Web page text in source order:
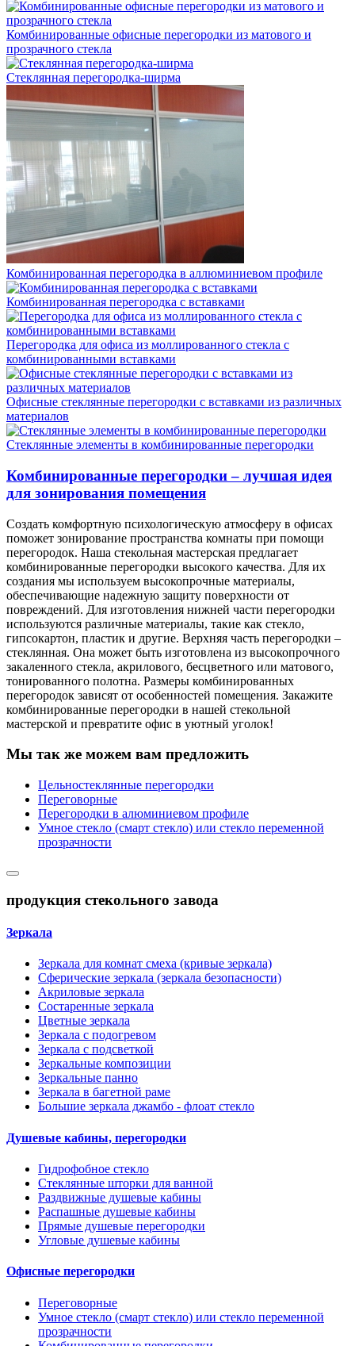
Комбинированные офисные перегородки из матового и
прозрачного стекла
Стеклянная перегородка-ширма
Комбинированная перегородка в аллюминиевом профиле
Комбинированная перегородка с вставками
Перегородка для офиса из моллированного стекла с
комбинированными вставками
Офисные стеклянные перегородки с вставками из различных
материалов
Стеклянные элементы в комбинированные перегородки
Комбинированные перегородки – лучшая идея
для зонирования помещения
Создать комфортную психологическую атмосферу в офисах
поможет зонирование пространства комнаты при помощи
перегородок. Наша стекольная мастерская предлагает
комбинированные перегородки высокого качества. Для их
создания мы используем высокопрочные материалы,
обеспечивающие надежную защиту поверхности от
повреждений. Для изготовления нижней части перегородки
используются различные материалы, такие как стекло,
гипсокартон, пластик и другие. Верхняя часть перегородки –
стеклянная. Она может быть изготовлена из высокопрочного
закаленного стекла, акрилового, бесцветного или матового,
тонированного полотна. Размеры комбинированных
перегородок зависят от особенностей помещения. Закажите
комбинированные перегородки в нашей стекольной
мастерской и превратите офис в уютный уголок!
Мы так же можем вам предложить
Цельностеклянные перегородки
Переговорные
Перегородки в алюминиевом профиле
Умное стекло (смарт стекло) или стекло переменной
прозрачности
продукция стекольного завода
Зеркала
Зеркала для комнат смеха (кривые зеркала)
Сферические зеркала (зеркала безопасности)
Акриловые зеркала
Состаренные зеркала
Цветные зеркала
Зеркала с подогревом
Зеркала с подсветкой
Зеркальные композиции
Зеркальные панно
Зеркала в багетной раме
Большие зеркала джамбо - флоат стекло
Душевые кабины, перегородки
Гидрофобное стекло
Стеклянные шторки для ванной
Раздвижные душевые кабины
Распашные душевые кабины
Прямые душевые перегородки
Угловые душевые кабины
Офисные перегородки
Переговорные
Умное стекло (смарт стекло) или стекло переменной
прозрачности